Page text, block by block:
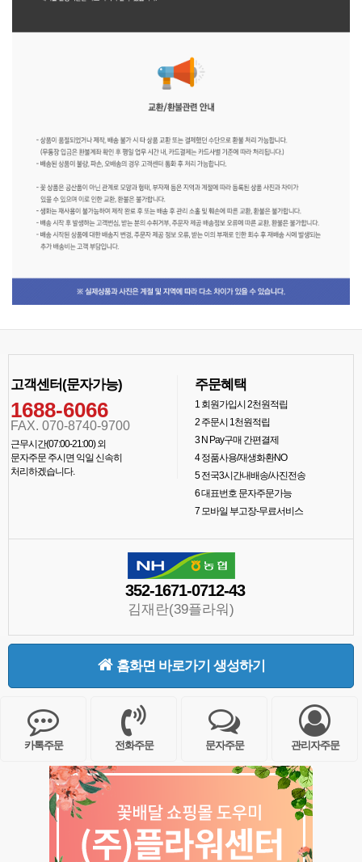
고객센터(문자가능)
1688-6066
FAX. 070-8740-9700
근무시간(07:00-21:00) 외
문자주문 주시면 익일 신속히
처리하겠습니다.
주문혜택
1회원가입시 2천원적립
2주문시 1천원적립
3N Pay구매 간편결제
4정품사용/재생화환NO
5전국3시간내배송/사진전송
6대표번호 문자주문가능
7모바일 부고장-무료서비스
352-1671-0712-43
김재란(39플라워)
홈화면 바로가기 생성하기
카톡주문 전화주문 문자주문 관리자주문